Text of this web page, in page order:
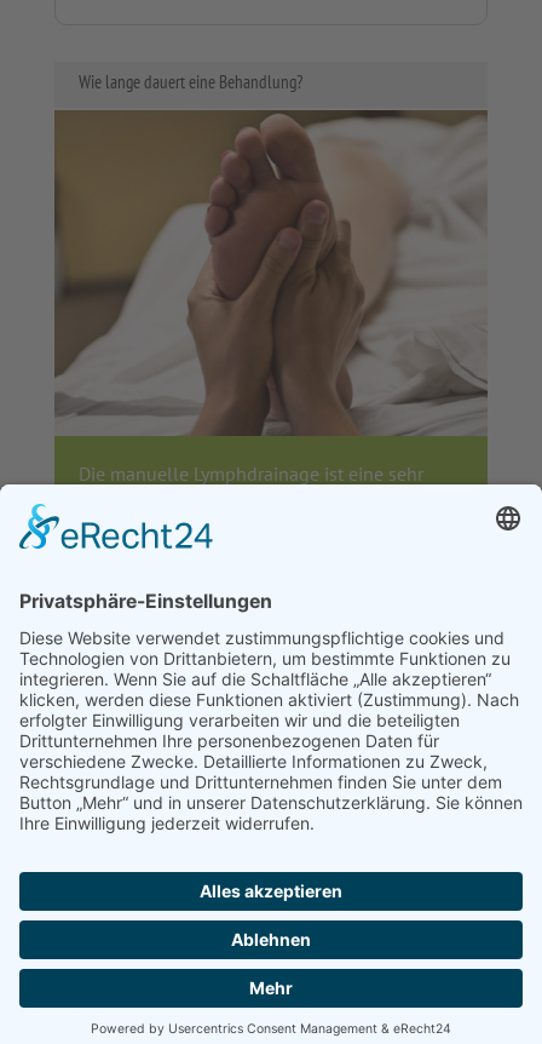
Wie lange dauert eine Behandlung?
Die manuelle Lymphdrainage ist eine sehr
lange sie angewandt wird und wie der
jeweilige Behandlungsaufbau aussieht, hängt
ab.
Bei der Therapie wird jeweils am Hals
angefangen. Sodann wird die manuelle
Lymphdrainage in Richtung der betroffenen
Stellen am Körper fortgesetzt. Dabei werden
stets auch die umliegenden Lymphbahnen mit
einbezogen. Denn nur so fließt die
Lymphflüssigkeit dann auch sicher ab.
IMPRESSUM DATENSCHUTZERKLÄRUNG
© 2018 Absolut Physio/Kai Schwarzhoff